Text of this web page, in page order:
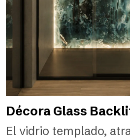
Décora Glass
El vidrio templado,